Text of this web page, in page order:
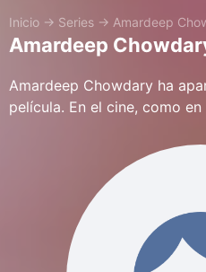
Inicio → Series → Amardeep
Amardeep
Amardeep Chowdary ha
película. En el cine, como